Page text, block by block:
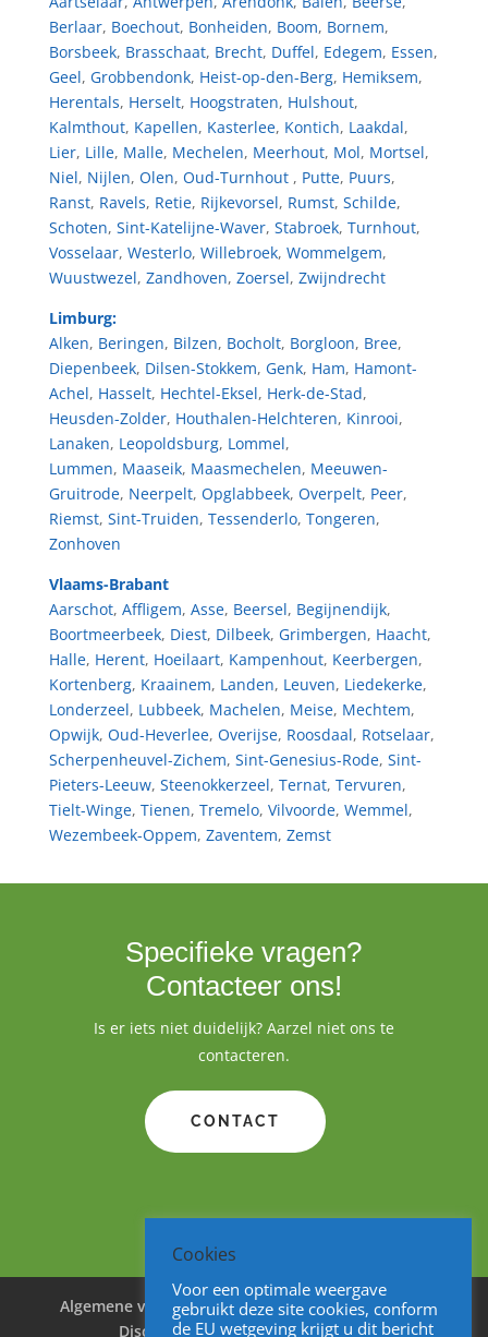
Berlaar, Boechout, Bonheiden, Boom, Bornem,
Borsbeek, Brasschaat, Brecht, Duffel, Edegem, Essen,
Geel, Grobbendonk, Heist-op-den-Berg, Hemiksem,
Herentals, Herselt, Hoogstraten, Hulshout,
Kalmthout, Kapellen, Kasterlee, Kontich, Laakdal,
Lier, Lille, Malle, Mechelen, Meerhout, Mol, Mortsel,
Niel, Nijlen, Olen, Oud-Turnhout , Putte, Puurs,
Ranst, Ravels, Retie, Rijkevorsel, Rumst, Schilde,
Schoten, Sint-Katelijne-Waver, Stabroek, Turnhout,
Vosselaar, Westerlo, Willebroek, Wommelgem,
Wuustwezel, Zandhoven, Zoersel, Zwijndrecht
Limburg:
Alken, Beringen, Bilzen, Bocholt, Borgloon, Bree,
Diepenbeek, Dilsen-Stokkem, Genk, Ham, Hamont-
Achel, Hasselt, Hechtel-Eksel, Herk-de-Stad,
Heusden-Zolder, Houthalen-Helchteren, Kinrooi,
Lanaken, Leopoldsburg, Lommel,
Lummen, Maaseik, Maasmechelen, Meeuwen-
Gruitrode, Neerpelt, Opglabbeek, Overpelt, Peer,
Riemst, Sint-Truiden, Tessenderlo, Tongeren,
Zonhoven
Vlaams-Brabant
Aarschot, Affligem, Asse, Beersel, Begijnendijk,
Boortmeerbeek, Diest, Dilbeek, Grimbergen, Haacht,
Halle, Herent, Hoeilaart, Kampenhout, Keerbergen,
Kortenberg, Kraainem, Landen, Leuven, Liedekerke,
Londerzeel, Lubbeek, Machelen, Meise, Mechtem,
Opwijk, Oud-Heverlee, Overijse, Roosdaal, Rotselaar,
Scherpenheuvel-Zichem, Sint-Genesius-Rode, Sint-
Pieters-Leeuw, Steenokkerzeel, Ternat, Tervuren,
Tielt-Winge, Tienen, Tremelo, Vilvoorde, Wemmel,
Wezembeek-Oppem, Zaventem, Zemst
Specifieke vragen?
Contacteer ons!
Is er iets niet duidelijk? Aarzel niet ons te
contacteren.
CONTACT
Algemene voorwaarden Cookies
Privacy
Disclaimer
Sitemap V&A
Cookies
Voor een optimale weergave
gebruikt deze site cookies, conform
de EU wetgeving krijgt u dit bericht